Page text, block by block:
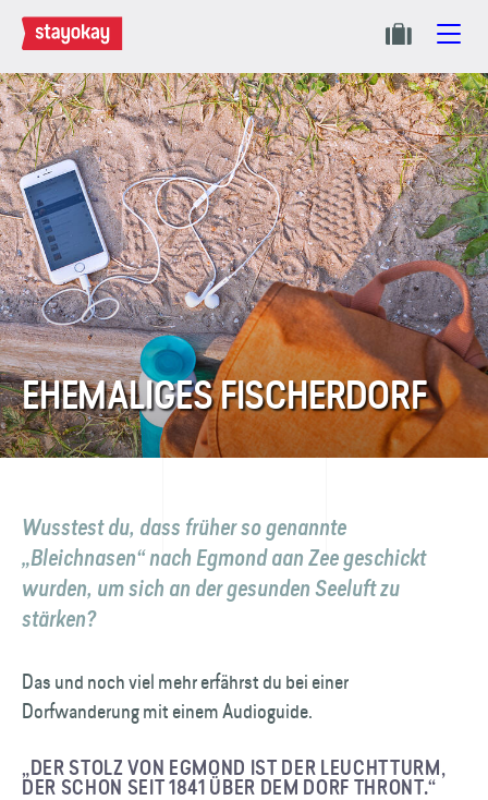
EHEMALIGES FISCHERDORF
Wusstest du, dass früher so genannte
„Bleichnasen“ nach Egmond aan Zee geschickt
wurden, um sich an der gesunden Seeluft zu
stärken?
Das und noch viel mehr erfährst du bei einer
Dorfwanderung mit einem Audio­guide.
„DER STOLZ VON EGMOND IST DER LEUCHT­TURM,
DER SCHON SEIT 1841 ÜBER DEM DORF THRONT.“